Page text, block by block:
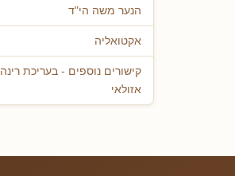
הנער משה הי"ד
אקטואליה
קישורים נוספים - בעריכת רינה
אזולאי